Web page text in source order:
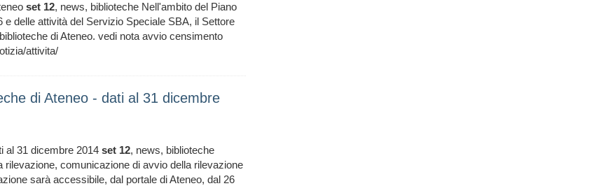
set 12, news, biblioteche Nell'ambito del Piano
delle attività del Servizio Speciale SBA, il Settore
di Ateneo. vedi nota avvio censimento
attivita/
di Ateneo - dati al 31 dicembre
al 31 dicembre 2014 set 12, news, biblioteche
rilevazione, comunicazione di avvio della rilevazione
sarà accessibile, dal portale di Ateneo, dal 26